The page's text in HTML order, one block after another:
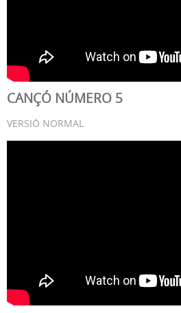
CANÇÓ NÚMERO 5
VERSIÓ NORMAL